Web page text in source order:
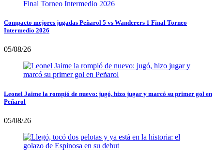
Compacto mejores jugadas Peñarol 5 vs Wanderers 1 Final Torneo
Intermedio 2026
05/08/26
Leonel Jaime la rompió de nuevo: jugó, hizo jugar y marcó su primer gol en
Peñarol
05/08/26